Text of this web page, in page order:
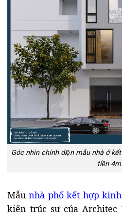
Góc nhìn chính diện mẫu nhà ở
tiền 4m
Mẫunhà phố kết hợp
kiến trúc sư của